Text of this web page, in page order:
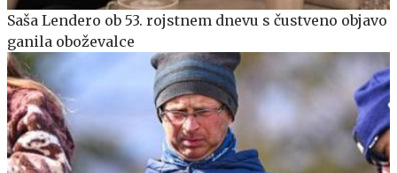
Saša Lendero ob 53. rojstnem dnevu s čustveno objavo
ganila oboževalce